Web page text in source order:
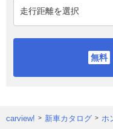
carview! 新車カタログ ホ